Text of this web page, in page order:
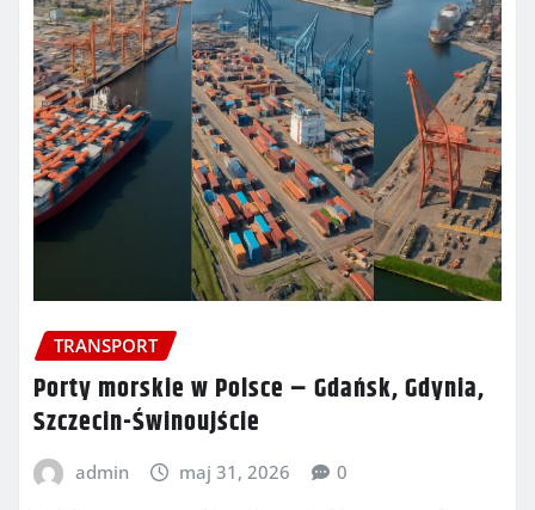
TRANSPORT
Porty morskie w Polsce – Gdańsk, Gdynia,
Szczecin-Świnoujście
admin maj 31, 2026 0